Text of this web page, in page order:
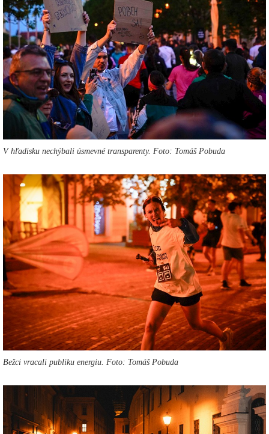
V hľadisku nechýbali úsmevné transparenty. Foto: Tomáš Pobuda
Bežci vracali publiku energiu. Foto: Tomáš Pobuda